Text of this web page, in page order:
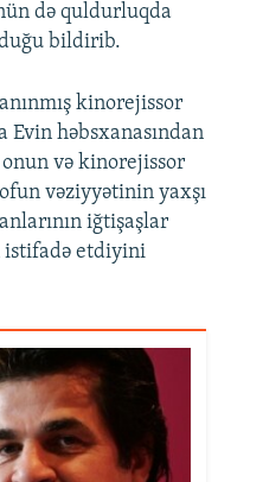
də quldurluqda
bildirib.
kinorejissor
Evin həbsxanasından
onun və kinorejissor
vəziyyətinin yaxşı
iğtişaşlar
istifadə etdiyini